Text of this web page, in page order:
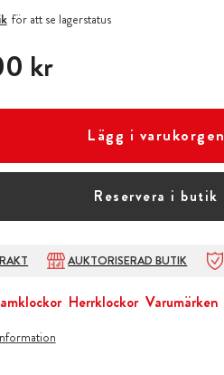
för att se lagerstatus
kr kr
Lägg i varukorgen
Reservera i butik
AUKTORISERAD BUTIK
Herrklockor Varumärken